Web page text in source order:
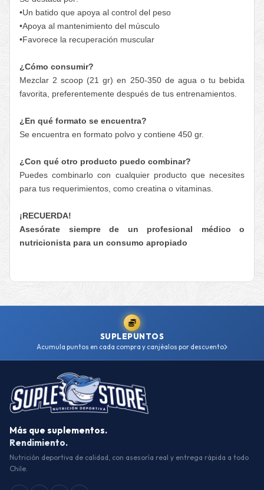
•Un batido que apoya al control del peso
•Apoya al mantenimiento del músculo
•Favorece la recuperación muscular
¿Cómo consumir?
Mezclar 2 scoop (21 gr) en 250-350 de agua o tu bebida
favorita, preferentemente después de tus entrenamientos.
¿En qué formato se encuentra?
Se encuentra en formato polvo y contiene 450 gr.
¿Con qué otro producto puedo combinar?
Puedes combinarlo con cualquier producto que necesites
para tus requerimientos, como creatina o vitaminas.
¡RECUERDA!
Asesórate siempre de un profesional médico o
nutricionista para un consumo apropiado
SUPLEPUNTOS
Acumula puntos en cada compra y canjéalos por descuento
Más que suplementos.
Rendimiento.
Nutrición deportiva de calidad, con asesoría real y entrega rápida a todo
Chile.